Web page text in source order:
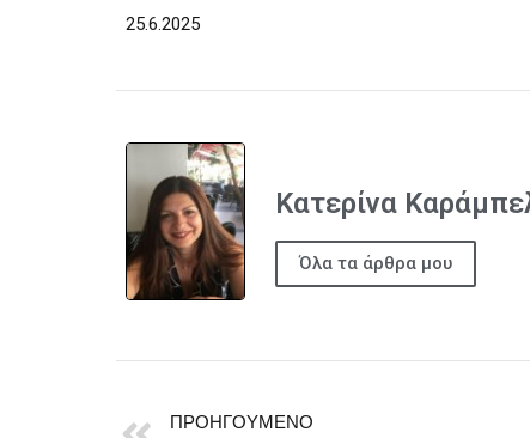
25.6.2025
Κατερίνα
Όλα τα άρθρα μου
ΠΡΟΗΓΟΎΜΕΝΟ